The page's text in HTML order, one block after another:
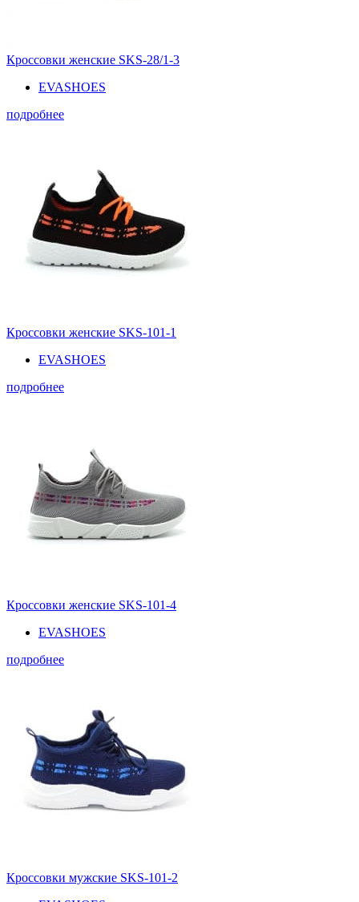
Кроссовки женские SKS-28/1-3
EVASHOES
подробнее
Кроссовки женские SKS-101-1
EVASHOES
подробнее
Кроссовки женские SKS-101-4
EVASHOES
подробнее
Кроссовки мужские SKS-101-2